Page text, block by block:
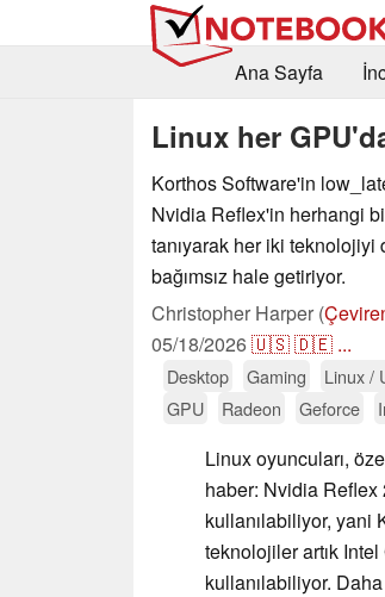
Ana Sayfa
Linux her
Korthos Software'in
Nvidia Reflex'in herhangi
tanıyarak her iki teknolojiyi
bağımsız hale getiriyor.
Christopher Harper (
05/18/2026🇺🇸🇩🇪 ...
Desktop Gaming Linux /
GPU
Radeon Geforce
Linux oyuncuları,
haber: Nvidia Reflex
kullanılabiliyor, yani
teknolojiler artık
kullanılabiliyor.